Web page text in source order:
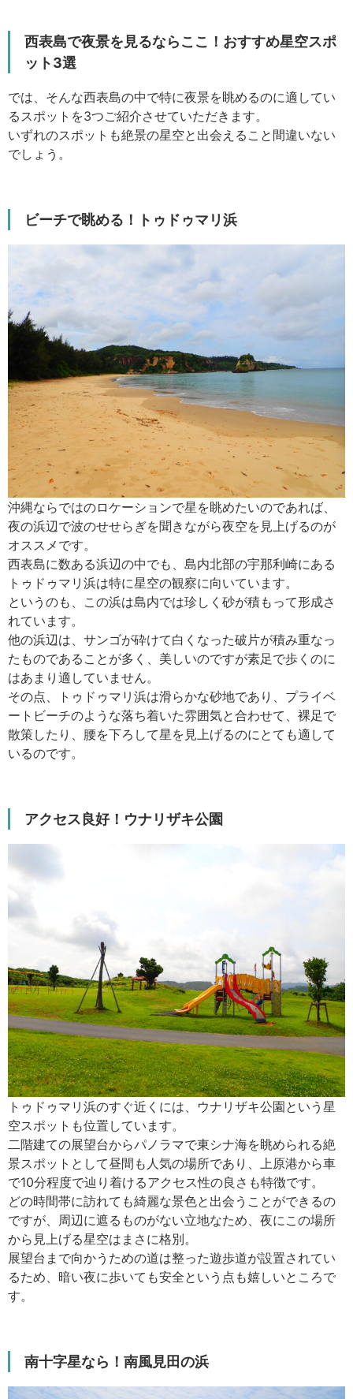
西表島で夜景を見るならここ！おすすめ星空スポ
ット3選
では、そんな西表島の中で特に夜景を眺めるのに適してい
るスポットを3つご紹介させていただきます。
いずれのスポットも絶景の星空と出会えること間違いない
でしょう。
ビーチで眺める！トゥドゥマリ浜
沖縄ならではのロケーションで星を眺めたいのであれば、
夜の浜辺で波のせせらぎを聞きながら夜空を見上げるのが
オススメです。
西表島に数ある浜辺の中でも、島内北部の宇那利崎にある
トゥドゥマリ浜は特に星空の観察に向いています。
というのも、この浜は島内では珍しく砂が積もって形成さ
れています。
他の浜辺は、サンゴが砕けて白くなった破片が積み重なっ
たものであることが多く、美しいのですが素足で歩くのに
はあまり適していません。
その点、トゥドゥマリ浜は滑らかな砂地であり、プライベ
ートビーチのような落ち着いた雰囲気と合わせて、裸足で
散策したり、腰を下ろして星を見上げるのにとても適して
いるのです。
アクセス良好！ウナリザキ公園
トゥドゥマリ浜のすぐ近くには、ウナリザキ公園という星
空スポットも位置しています。
二階建ての展望台からパノラマで東シナ海を眺められる絶
景スポットとして昼間も人気の場所であり、上原港から車
で10分程度で辿り着けるアクセス性の良さも特徴です。
どの時間帯に訪れても綺麗な景色と出会うことができるの
ですが、周辺に遮るものがない立地なため、夜にこの場所
から見上げる星空はまさに格別。
展望台まで向かうための道は整った遊歩道が設置されてい
るため、暗い夜に歩いても安全という点も嬉しいところで
す。
南十字星なら！南風見田の浜